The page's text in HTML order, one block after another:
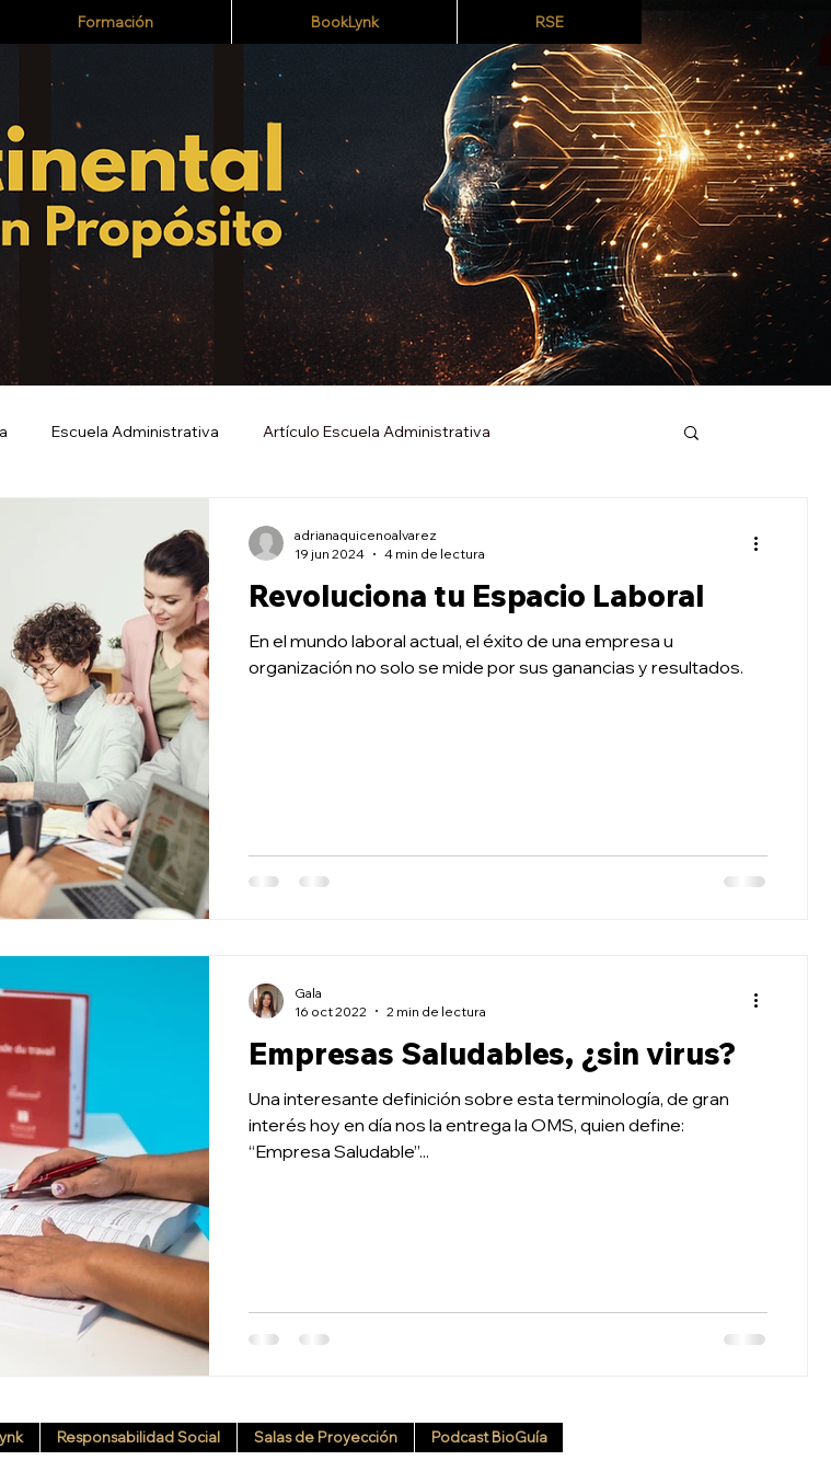
Formación BookLynk RSE
Escuela Administrativa Artículo Escuela Administrativa
Revoluciona tu Espacio Laboral
En el mundo laboral actual, el éxito de una empresa u
organización no solo se mide por sus ganancias y resultados.
adrianaquicenoalvarez
19 jun 2024
4 min de lectura
Empresas Saludables, ¿sin virus?
Una interesante definición sobre esta terminología, de gran
interés hoy en día nos la entrega la OMS, quien define:
“Empresa Saludable”...
Gala
16 oct 2022
2 min de lectura
Responsabilidad Social Salas de Proyección Podcast BioGuía